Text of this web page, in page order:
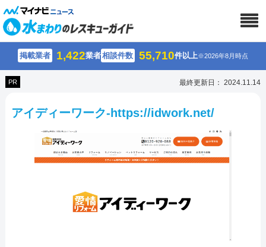
掲載業者 1,422業者相談件数 55,710件以上※2026年8月時点
PR 最終更新日： 2024.11.14
アイディーワーク-https://idwork.net/